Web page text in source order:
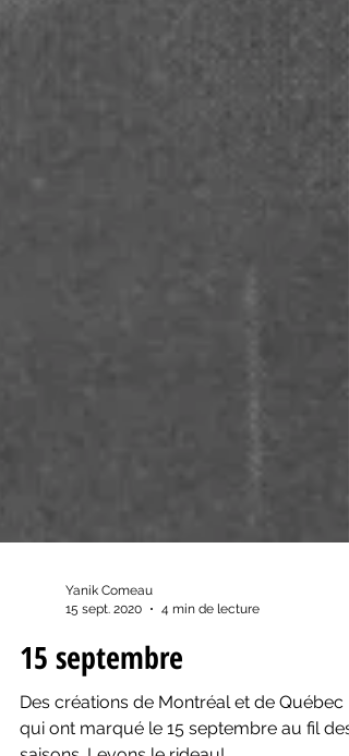
15 sept. 2020
15 septembre
Des créations de Montréal et de Québec